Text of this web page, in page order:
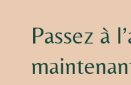
Passez à